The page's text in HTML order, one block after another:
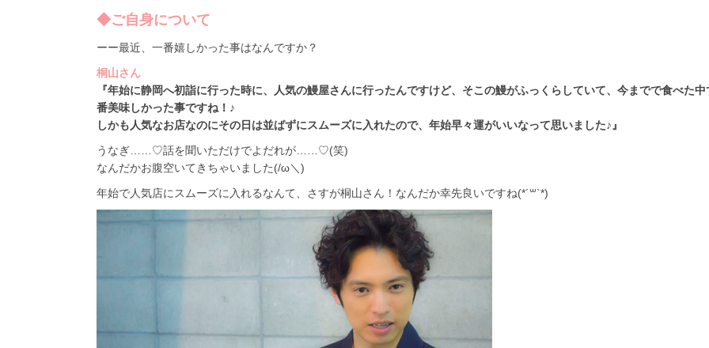
◆ご自身について
ーー最近、一番嬉しかった事はなんですか？
桐山さん
『年始に静岡へ初詣に行った時に、人気の鰻屋さんに行ったんですけど、そこの鰻がふっくらしていて、今までで食べた中
番美味しかった事ですね！♪
しかも人気なお店なのにその日は並ばずにスムーズに入れたので、年始早々運がいいなって思いました♪』
うなぎ……♡話を聞いただけでよだれが……♡(笑)
なんだかお腹空いてきちゃいました(/ω＼)
年始で人気店にスムーズに入れるなんて、さすが桐山さん！なんだか幸先良いですね(*´꒳`*)